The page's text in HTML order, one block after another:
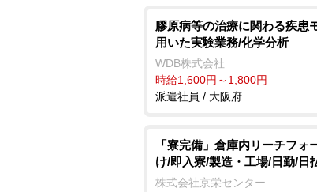
膠原病等の治療に関わる疾患
用いた実験業務/化学分析
WDB株式会社
時給1,600円～1,800円
派遣社員 / 大阪府
「寮完備」倉庫内リーチフォ
け/即入寮/製造・工場/日勤/日
株式会社京栄センター